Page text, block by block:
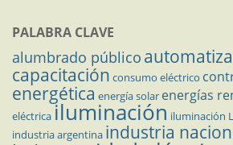
PALABRA CLAVE
alumbrado público
capacitación consumo eléctrico
energética energía solar energías
eléctricailuminación iluminación
industria argentina industria